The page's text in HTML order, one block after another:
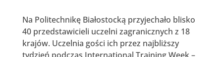
Na Politechnikę Białostocką przyjechało blisko
40 przedstawicieli uczelni zagranicznych z 18
krajów. Uczelnia gości ich przez najbliższy